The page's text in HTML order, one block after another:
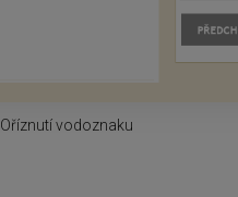
Oříznutí vodoznaku